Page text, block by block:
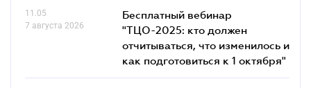
11.05
7 августа 2026
Бесплатный вебинар
"ТЦО-2025: кто должен
отчитываться, что изменилось и
как подготовиться к 1 октября"